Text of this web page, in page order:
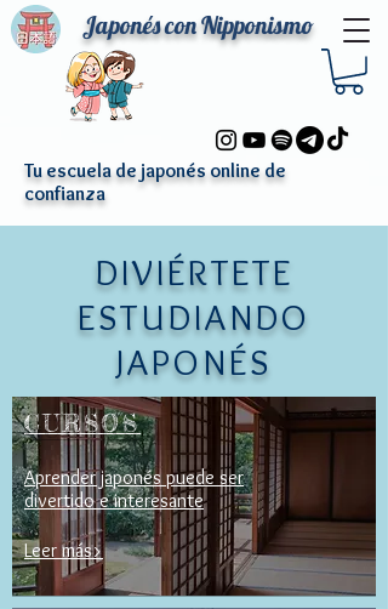
Japonéscon Nipponismo
Tu escuela de japonés online de
confianza
DIVIÉRTETE
ESTUDIANDO
JAPONÉS
CURSOS
Aprender japonés puede ser
divertido e interesante
Leer más>